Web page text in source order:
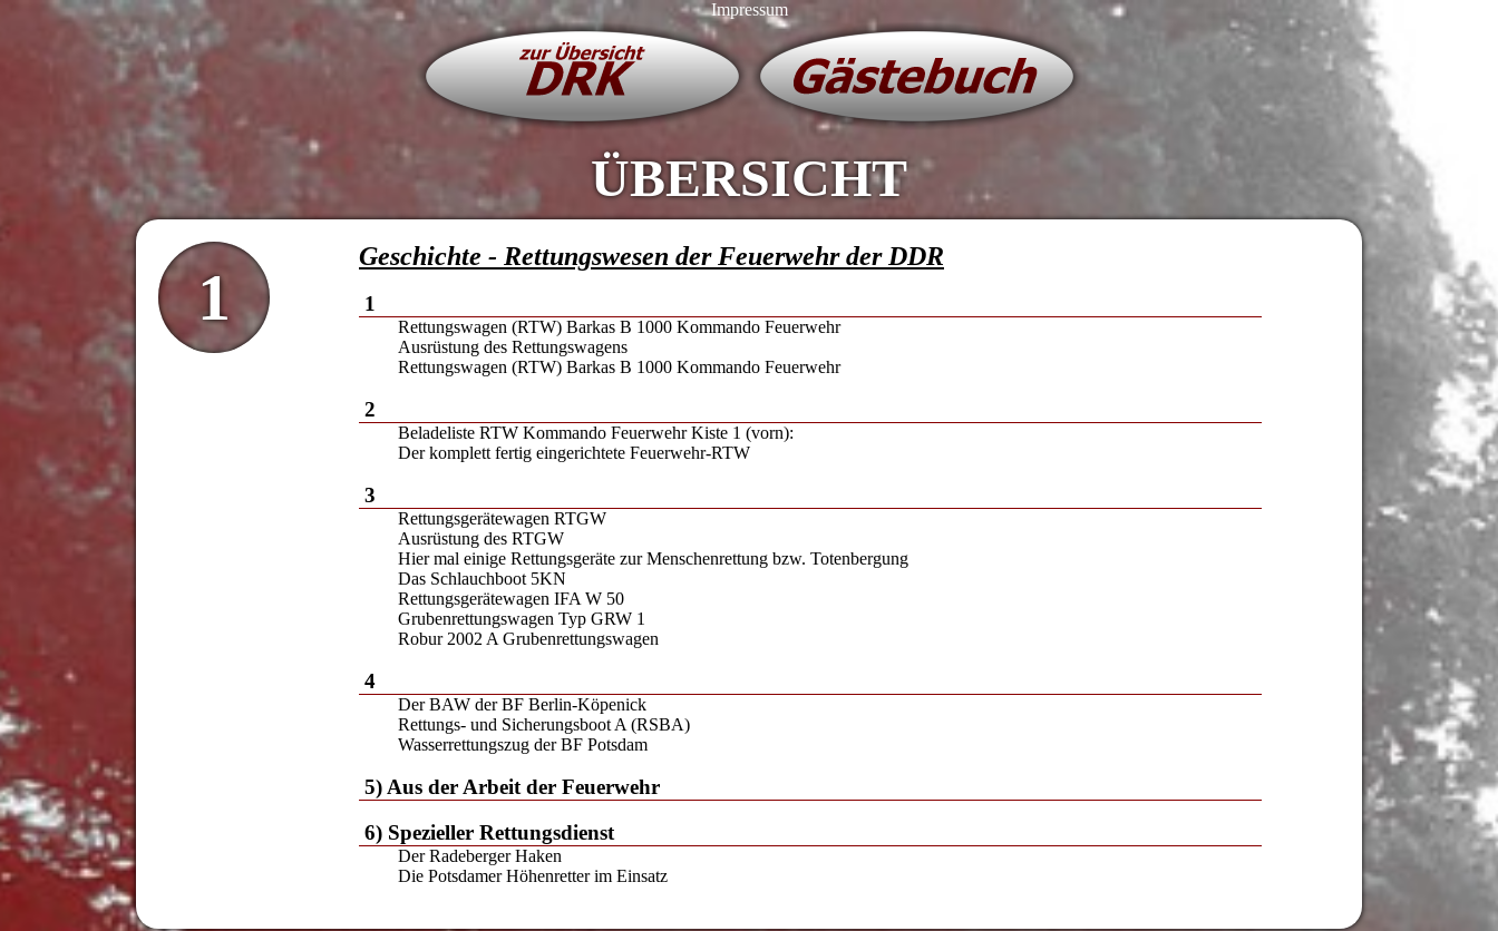
Impressum
ÜBERSICHT
1
Geschichte - Rettungswesen der Feuerwehr der DDR
1
Rettungswagen (RTW) Barkas B 1000 Kommando Feuerwehr
Ausrüstung des Rettungswagens
Rettungswagen (RTW) Barkas B 1000 Kommando Feuerwehr
2
Beladeliste RTW Kommando Feuerwehr Kiste 1 (vorn):
Der komplett fertig eingerichtete Feuerwehr-RTW
3
Rettungsgerätewagen RTGW
Ausrüstung des RTGW
Hier mal einige Rettungsgeräte zur Menschenrettung bzw. Totenbergung
Das Schlauchboot 5KN
Rettungsgerätewagen IFA W 50
Grubenrettungswagen Typ GRW 1
Robur 2002 A Grubenrettungswagen
4
Der BAW der BF Berlin-Köpenick
Rettungs- und Sicherungsboot A (RSBA)
Wasserrettungszug der BF Potsdam
5) Aus der Arbeit der Feuerwehr
6) Spezieller Rettungsdienst
Der Radeberger Haken
Die Potsdamer Höhenretter im Einsatz